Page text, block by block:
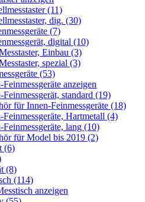
(11)
dig. (30)
(7)
digital (10)
Einbau (3)
spezial (3)
(53)
Feinmessgeräte anzeigen
Feinmessgerät, standard (19)
für Innen-Feinmessgeräte (18)
Feinmessgeräte, Hartmetall (4)
Feinmessgeräte, lang (10)
für Model bis 2019 (2)
(6)
(8)
(114)
anzeigen